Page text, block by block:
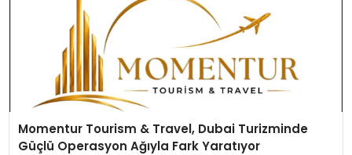
Momentur Tourism & Travel, Dubai Turizminde
Güçlü Operasyon Ağıyla Fark Yaratıyor